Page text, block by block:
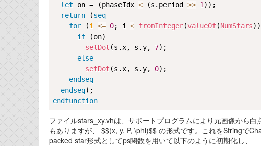
let on = (phaseIdx < (s.period >> 1 ));
return (seq
for (i <= 0; i < fromInteger(valueOf(NumStars
if (on)
setDot (s.x, s.y, 7);
else
setDot (s.x, s.y, 0);
endseq
endseq
endfunction
ファイルstars_xy.vhは、サポートプログラムにより元画像から
もありますが、 $$(x, y, P, \phi)$$ の形式です。これをStringで
packed star形式としてps関数を用いて以下のように初期化し、